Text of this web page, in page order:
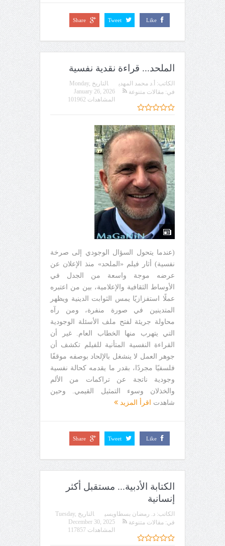
Like
Tweet
Share
الملحد... قراءة نقدية نفسية
الكاتب: أ.د محمد المهدي التاريخ Monday,
January 26, 2026
في: مقالات متنوعة
المشاهدات 101962
(عندما يتحول السؤال الوجودي إلى صرخة
نفسية) أثار فيلم «الملحد» منذ الإعلان عن
عرضه موجة واسعة من الجدل في
الأوساط الثقافية والإعلامية، بين من اعتبره
عملًا استفزازيًا يمس الثوابت الدينية ويظهر
المتدينين في صورة منفرة، ومن رآه
محاولة جريئة لفتح ملف الأسئلة الوجودية
التي يتهرب منها الخطاب العام. غير أن
القراءة النفسية المتأنية للفيلم تكشف أن
جوهر العمل لا ينشغل بالإلحاد بوصفه موقفًا
فلسفيًا مجردًا، بقدر ما يقدمه كحالة نفسية
وجودية ناتجة عن تراكمات من الألم
والخذلان وسوء التمثيل القيمي. وحين
شاهدت
اقرأ المزيد
Like
Tweet
Share
الكتابة الأدبية... مستقبل أكثر
إنسانية
الكاتب: د. رمضان بسطاويسي التاريخ Tuesday,
December 30, 2025
في: مقالات متنوعة
المشاهدات 117857